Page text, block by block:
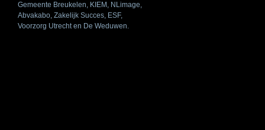
Gemeente Breukelen, KIEM , NLimage,
Abvakabo, Zakelijk Succes, ESF,
Voorzorg Utrecht en De Weduwen.